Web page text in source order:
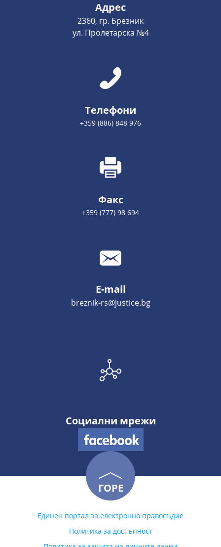
Адрес
2360, гр. Брезник
ул. Пролетарска №4
Телефони
+359 (886) 848 976
Факс
+359 (777) 98 694
E-mail
breznik-rs@justice.bg
Социални мрежи
ГОРЕ
Единен портал за електронно правосъдие
Политика за достъпност